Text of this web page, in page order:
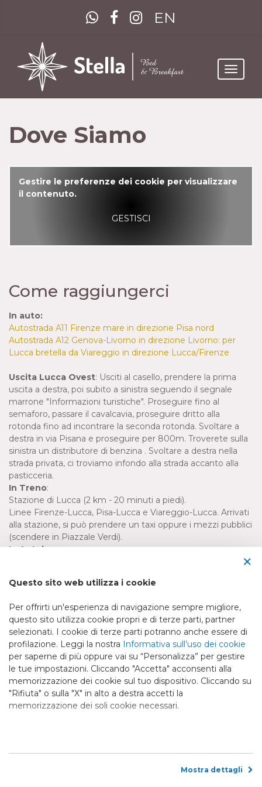
EN
Toggle
Dove Siamo
Gestire le preferenze dei cookie per visualizzare
il contenuto.
GESTISCI
Come raggiungerci
In auto:
Autostrada A11 Firenze mare in direzione Pisa nord
Autostrada A12 Genova-Livorno in direzione Livorno: per
Lucca bretella da Viareggio in direzione Lucca/Firenze
Uscita Lucca Ovest: Usciti al casello, prendere la prima
uscita a destra, poi subito a sinistra seguendo il segnale
marrone "Informazioni turistiche". Proseguire fino al
semaforo, passare il cavalcavia, proseguire dritto alla
rotonda fino ad incontrare la seconda rotonda. Svoltare a
destra in via Pisana e proseguire per 800m. Troverete sulla
sinistra un distributore di benzina . Svoltare a destra nella
strada privata, ci troviamo infondo alla strada accanto alla
pasticceria.
In Treno:
Stazione di Lucca (2 km - 20 minuti a piedi).
Linee Firenze-Lucca, Pisa-Lucca e Viareggio-Lucca. Arrivati
alla stazione, si può prendere un taxi oppure i mezzi pubblici
(scendere in Piazzale Verdi).
In Autobus:
Bed & Breakfast Stella (S.C.E.P.I. srl)
Via Pisana Traversa 2, n°74
55100 Sant'Anna Lucca LU
Tel. +39 0583 311022
Mob. +39 335 7612811
Rivedi le tue scelte sui cookie
×
Questo sito web utilizza i cookie
Per offrirti un'esperienza di navigazione sempre migliore,
questo sito utilizza cookie propri e di terze parti, partner
selezionati. I cookie di terze parti potranno anche essere di
profilazione. Leggi la nostra Informativa sull’uso dei cookie
per saperne di più oppure vai su “Personalizza” per gestire
le tue impostazioni. Cliccando "Accetta" acconsenti alla
memorizzazione dei cookie sul tuo dispositivo. Cliccando su
"Rifiuta" o sulla "X" in alto a destra accetti la
memorizzazione dei soli cookie necessari.
Mostra dettagli